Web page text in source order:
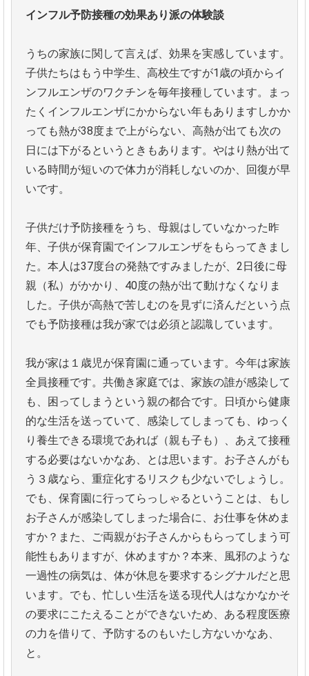
インフル予防接種の効果あり派の体験談
うちの家族に関して言えば、効果を実感しています。
子供たちはもう中学生、高校生ですが1歳の頃からイ
ンフルエンザのワクチンを毎年接種しています。まっ
たくインフルエンザにかからない年もありますしかか
っても熱が38度まで上がらない、高熱が出ても次の
日には下がるというときもあります。やはり熱が出て
いる時間が短いので体力が消耗しないのか、回復が早
いです。
子供だけ予防接種をうち、母親はしていなかった昨
年、子供が保育園でインフルエンザをもらってきまし
た。本人は37度台の発熱ですみましたが、2日後に母
親（私）がかかり、40度の熱が出て動けなくなりま
した。子供が高熱で苦しむのを見ずに済んだという点
でも予防接種は我が家では必須と認識しています。
我が家は１歳児が保育園に通っています。今年は家族
全員接種です。共働き家庭では、家族の誰が感染して
も、困ってしまうという親の都合です。日頃から健康
的な生活を送っていて、感染してしまっても、ゆっく
り養生できる環境であれば（親も子も）、あえて接種
する必要はないかなあ、とは思います。お子さんがも
う３歳なら、重症化するリスクも少ないでしょうし。
でも、保育園に行ってらっしゃるということは、もし
お子さんが感染してしまった場合に、お仕事を休めま
すか？また、ご両親がお子さんからもらってしまう可
能性もありますが、休めますか？本来、風邪のような
一過性の病気は、体が休息を要求するシグナルだと思
います。でも、忙しい生活を送る現代人はなかなかそ
の要求にこたえることができないため、ある程度医療
の力を借りて、予防するのもいたし方ないかなあ、
と。